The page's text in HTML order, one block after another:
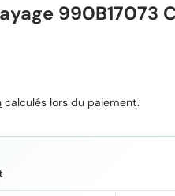
990B17073
calculés lors du paiement.